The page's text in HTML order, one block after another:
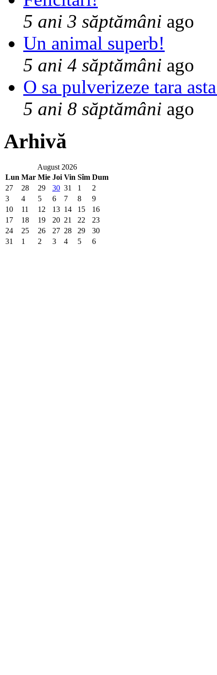
5 ani 3 săptămâni ago
Un animal superb!
5 ani 4 săptămâni ago
O sa pulverizeze tara
5 ani 8 săptămâni ago
Arhivă
August 2026
Lun Mar Mie Joi Vin Sîm Dum
27
28 29 30 31 1
2
3
4 5 6 7 8
9
10
11 12 13 14 15
16
17
18 19 20 21 22
23
24
25 26 27 28 29
30
31
1 2 3 4 5 6